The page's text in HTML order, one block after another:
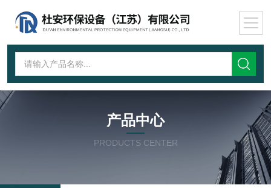
产品中心
PRODUCTS CENTER